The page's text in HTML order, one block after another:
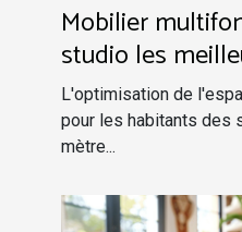
Mobilier
studio les
optimiser
L'optimisation de
pour les habitants des
mètre...